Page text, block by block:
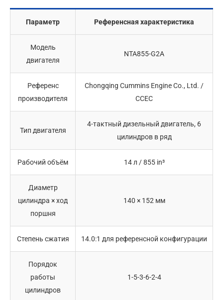
Параметр Референсная характеристика
Модель
двигателя
NTA855-G2A
Референс
производителя
Chongqing Cummins Engine Co., Ltd. /
CCEC
Тип двигателя
4-тактный дизельный двигатель, 6
цилиндров в ряд
Рабочий объём 14 л / 855 in³
Диаметр
цилиндра × ход
поршня
140 × 152 мм
Степень сжатия 14.0:1 для референсной конфигурации
Порядок
работы
цилиндров
1-5-3-6-2-4